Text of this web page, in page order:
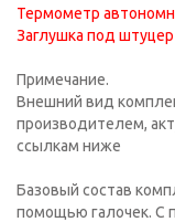
Термометр
Заглушка под
Примечание.
Внешний вид
производителем,
ссылкам ниже
Базовый состав
помощью галочек. С